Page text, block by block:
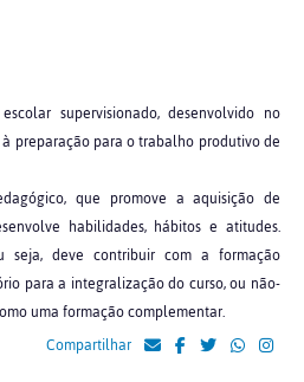
supervisionado, desenvolvido no
preparação para o trabalho produtivo de
que promove a aquisição de
habilidades, hábitos e atitudes.
seja, deve contribuir com a formação
para a integralização do curso, ou não-
uma formação complementar.
Compartilhar